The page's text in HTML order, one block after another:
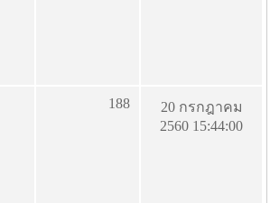
188
20 กรกฎาคม
2560 15:44:00